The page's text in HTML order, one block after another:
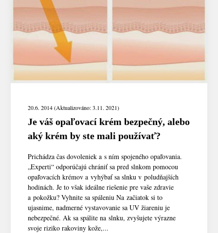
20.6. 2014 (Aktualizováno: 3.11. 2021)
Je váš opaľovací krém bezpečný, alebo
aký krém by ste mali používať?
Prichádza čas dovoleniek a s ním spojeného opaľovania.
„Experti“ odporúčajú chrániť sa pred slnkom pomocou
opaľovacích krémov a vyhýbať sa slnku v poludňajších
hodinách. Je to však ideálne riešenie pre vaše zdravie
a pokožku? Vyhnite sa spáleniu Na začiatok si to
ujasnime, nadmerné vystavovanie sa UV žiareniu je
nebezpečné. Ak sa spálite na slnku, zvyšujete výrazne
svoje riziko rakoviny kože,...